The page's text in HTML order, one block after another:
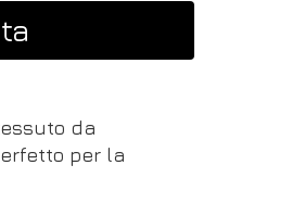
da
per la